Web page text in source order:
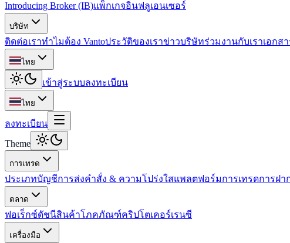
Introducing Broker (IB)แพ็กเกจอินฟลูเอนเซอร์
บริษัท
ติดต่อเราทำไมต้อง Vantoประวัติของเราข่าวบริษัทร่วมงานกับเราเอกส
ไทย
เข้าสู่ระบบลงทะเบียน
ไทย
ลงทะเบียน
Theme
การเทรด
ประเภทบัญชีการส่งคำสั่ง & ความโปร่งใสแพลตฟอร์มการเทรดการฝา
ตลาด
ฟอเร็กซ์ดัชนีสินค้าโภคภัณฑ์คริปโตเคอร์เรนซี
เครื่องมือ